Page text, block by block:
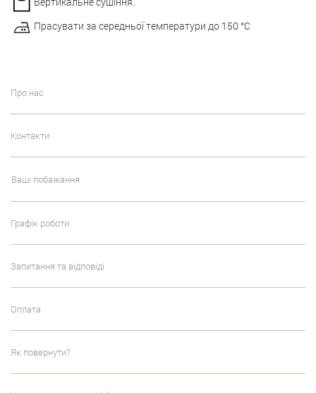
Прасувати за середньої температури до 150 °С
Про нас
Контакти
Ваші побажання
Графік роботи
Запитання та відповіді
Оплата
Як повернути?